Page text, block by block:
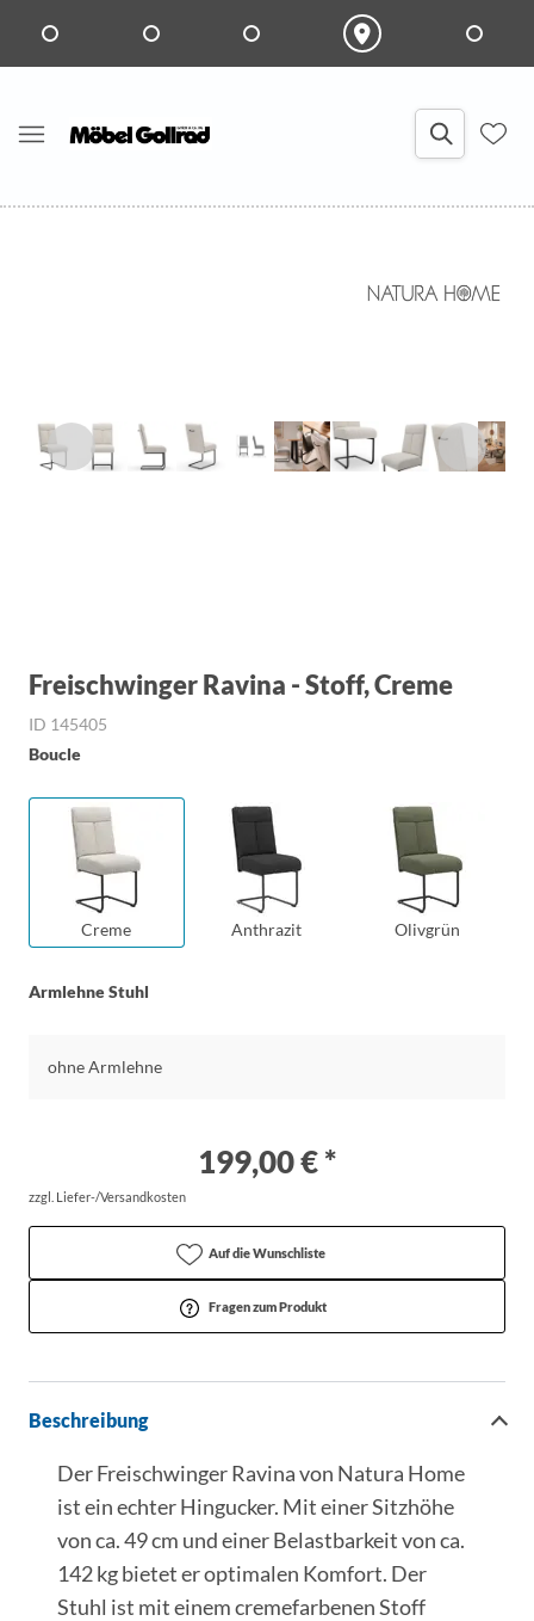
Freischwinger Ravina - Stoff, Creme
ID 145405
Boucle
Creme Anthrazit Olivgrün
Armlehne Stuhl
ohne Armlehne
199,00 € *
zzgl. Liefer-/Versandkosten
Auf die Wunschliste
Fragen zum Produkt
Beschreibung
Der Freischwinger Ravina von Natura Home
ist ein echter Hingucker. Mit einer Sitzhöhe
von ca. 49 cm und einer Belastbarkeit von ca.
142 kg bietet er optimalen Komfort. Der
Stuhl ist mit einem cremefarbenen Stoff